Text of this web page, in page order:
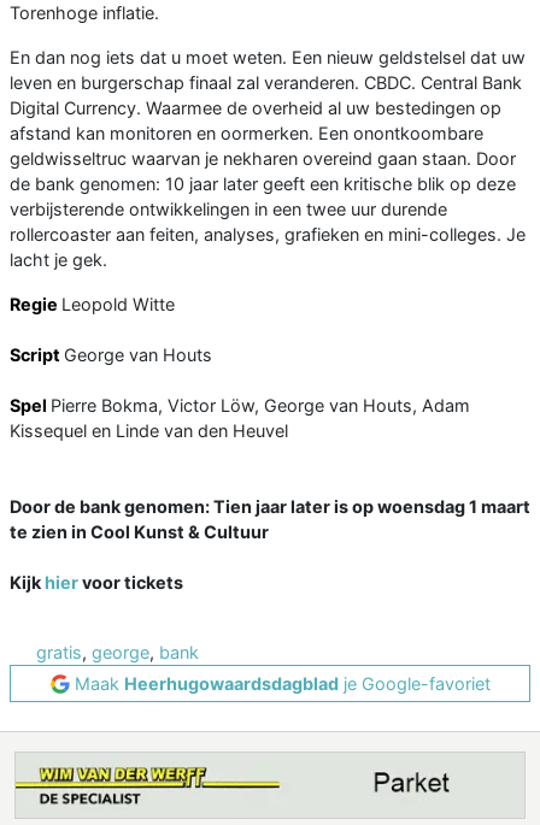
Torenhoge inflatie.
En dan nog iets dat u moet weten. Een nieuw geldstelsel dat uw
leven en burgerschap finaal zal veranderen. CBDC. Central Bank
Digital Currency. Waarmee de overheid al uw bestedingen op
afstand kan monitoren en oormerken. Een onontkoombare
geldwisseltruc waarvan je nekharen overeind gaan staan. Door
de bank genomen: 10 jaar later geeft een kritische blik op deze
verbijsterende ontwikkelingen in een twee uur durende
rollercoaster aan feiten, analyses, grafieken en mini-colleges. Je
lacht je gek.
Regie Leopold Witte
Script George van Houts
Spel Pierre Bokma, Victor Löw, George van Houts, Adam
Kissequel en Linde van den Heuvel
Door de bank genomen: Tien jaar later is op woensdag 1 maart
te zien in Cool Kunst & Cultuur
Kijkhiervoor tickets
gratis, george, bank
Maak Heerhugowaardsdagbladje Google-favoriet